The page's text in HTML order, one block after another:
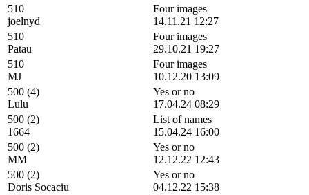
510
joelnyd
Four images
14.11.21 12:27
510
Patau
Four images
29.10.21 19:27
510
MJ
Four images
10.12.20 13:09
500 (4)
Lulu
Yes or no
17.04.24 08:29
500 (2)
1664
List of names
15.04.24 16:00
500 (2)
MM
Yes or no
12.12.22 12:43
500 (2)
Doris Socaciu
Yes or no
04.12.22 15:38